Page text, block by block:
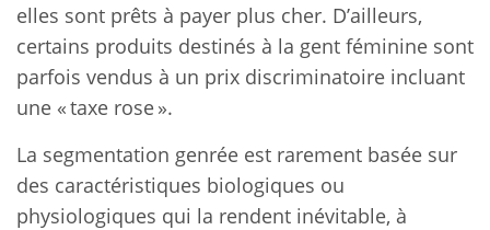
elles sont prêts à payer plus cher. D’ailleurs,
certains produits destinés à la gent féminine sont
parfois vendus à un prix discriminatoire incluant
une « taxe rose ».
La segmentation genrée est rarement basée sur
des caractéristiques biologiques ou
physiologiques qui la rendent inévitable, à